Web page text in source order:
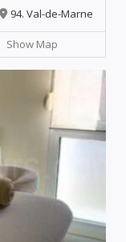
94. Val-de-Marne
Show Map